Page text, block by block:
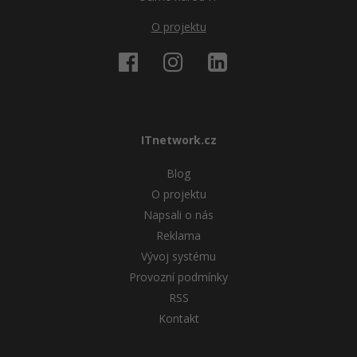
O projektu
ITnetwork.cz
Blog
O projektu
Napsali o nás
Reklama
Vývoj systému
Provozní podmínky
RSS
Kontakt